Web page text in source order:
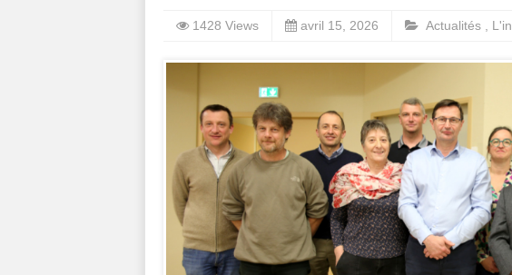
1428 Views avril 15, 2026 Actualités